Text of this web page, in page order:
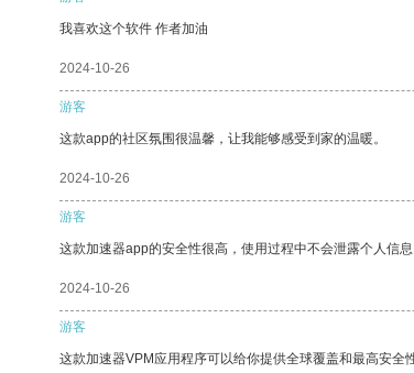
我喜欢这个软件 作者加油
2024-10-26
游客
这款app的社区氛围很温馨，让我能够感受到家的温暖。
2024-10-26
游客
这款加速器app的安全性很高，使用过程中不会泄露个人信息
2024-10-26
游客
这款加速器VPM应用程序可以给你提供全球覆盖和最高安全